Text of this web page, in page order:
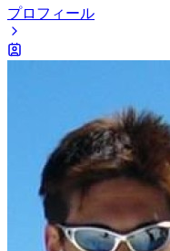
プロフィール